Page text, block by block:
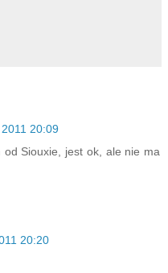
20:09
od Siouxie, jest ok, ale nie ma
20:20